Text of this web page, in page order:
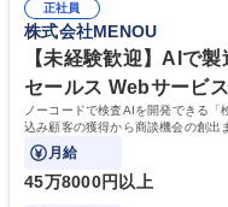
生に関する業務等■健康診断
ポート■社内ルールの運用・
部門業務 募集職種 【大阪/総務・人事（労務）担当者】3Dプリンター事
業/NTTデータG/年休129日
アが磨けます。 ◎NTTデータ
もに、働き方改革も推進しています。 学歴・資格 学歴：大
短大 専修学校 語学力： 資格：
正社員
株式会社MENOU
【未経験歓迎】AIで
セールス Webサービ
ノーコードで検査AIを開発できる
込み顧客の獲得から商談機会の創出
ルドセールスをつなぐ役割として、
月給
45万8000円以上